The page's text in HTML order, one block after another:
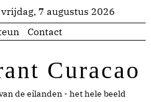
vrijdag, 7 augustus 2026
Contact
Curacao
de eilanden - het hele beeld